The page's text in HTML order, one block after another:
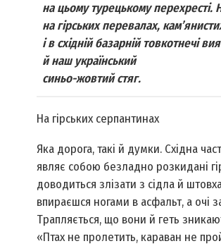
на цьому турецькому перехресті.
на гірських перевалах,
і в східній базарній товкотнечі
й наш український
синьо-жовтий стяг.
На гірських серпантинах
Яка дорога, такі й думки. Східна
являє собою безладно розкидані
доводиться злізати з сідла й
впираєшся ногами в асфальт, а очі
Трапляється, що вони й геть
«Птах не пролетить, караван не